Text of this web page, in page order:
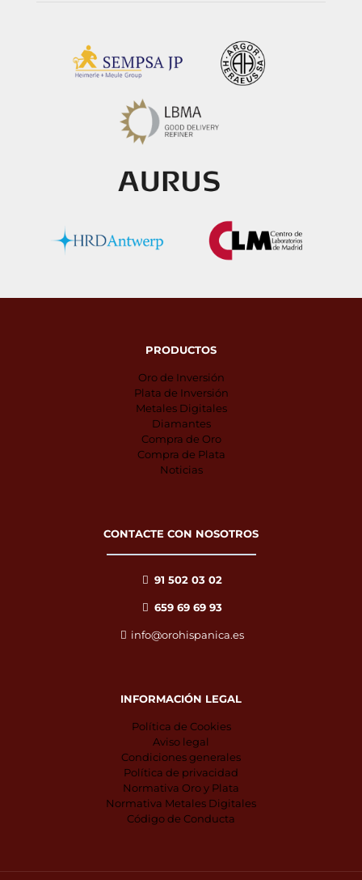
PRODUCTOS
Oro de Inversión
Plata de Inversión
Metales Digitales
Diamantes
Compra de Oro
Compra de Plata
Noticias
CONTACTE CON NOSOTROS
91 502 03 02
659 69 69 93
info@orohispanica.es
INFORMACIÓN LEGAL
Política de Cookies
Aviso legal
Condiciones generales
Política de privacidad
Normativa Oro y Plata
Normativa Metales Digitales
Código de Conducta